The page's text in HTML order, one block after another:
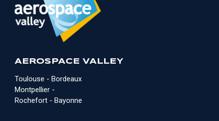
AEROSPACE VALLEY
Toulouse - Bordeaux
Montpellier -
Rochefort - Bayonne